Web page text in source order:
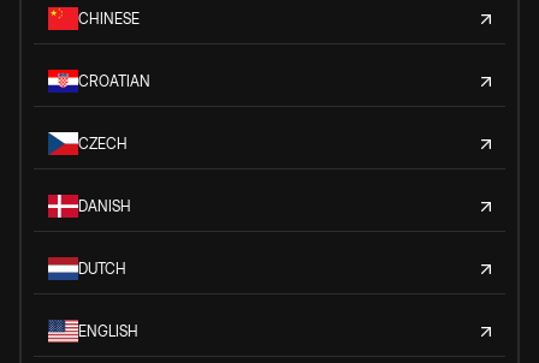
CHINESE
CROATIAN
CZECH
DANISH
DUTCH
ENGLISH